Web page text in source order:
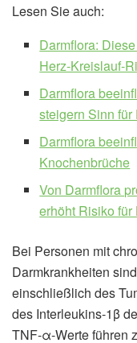
Lesen Sie auch:
Darmflora:
Herz-Kreislauf-
Darmflora
steigern Sinn für
Darmflora
Knochenbrüche
Von Darmflora
erhöht Risiko für
Bei Personen mit
Darmkrankheiten
einschließlich des
des Interleukins-1β
TNF-α-Werte führen